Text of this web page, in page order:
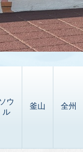
ソウ
ル
釜山 全州